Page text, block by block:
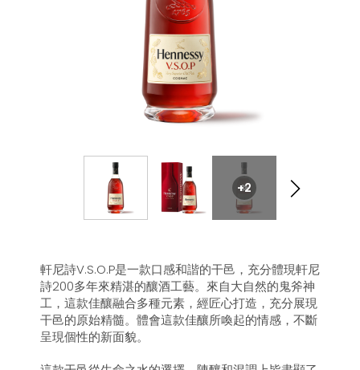
+2
軒尼詩V.S.O.P是一款口感和諧的干邑，充分體現軒尼
詩200多年來精湛的釀酒工藝。來自大自然的鬼斧神
工，這款佳釀融合多種元素，經匠心打造，充分展現
干邑的原始精髓。體會這款佳釀所喚起的情感，不斷
呈現個性的新面貌。